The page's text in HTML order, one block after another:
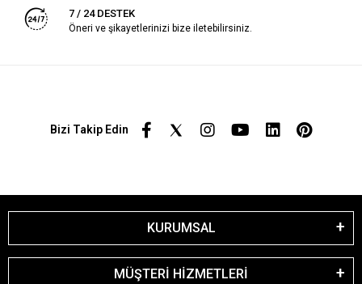
7 / 24 DESTEK
Öneri ve şikayetlerinizi bize iletebilirsiniz.
Bizi Takip Edin
KURUMSAL
MÜŞTERİ HİZMETLERİ